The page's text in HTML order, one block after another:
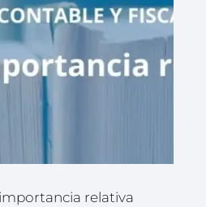
relativa